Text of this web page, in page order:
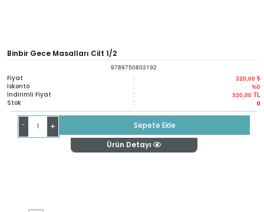
Binbir Gece Masalları Cilt 1/2
9789750803192
Fiyat : 320,00 ₺
İskonto : %0
İndirimli Fiyat : 320,00 TL
Stok : 0
- +
Sepete Ekle
Ürün Detayı